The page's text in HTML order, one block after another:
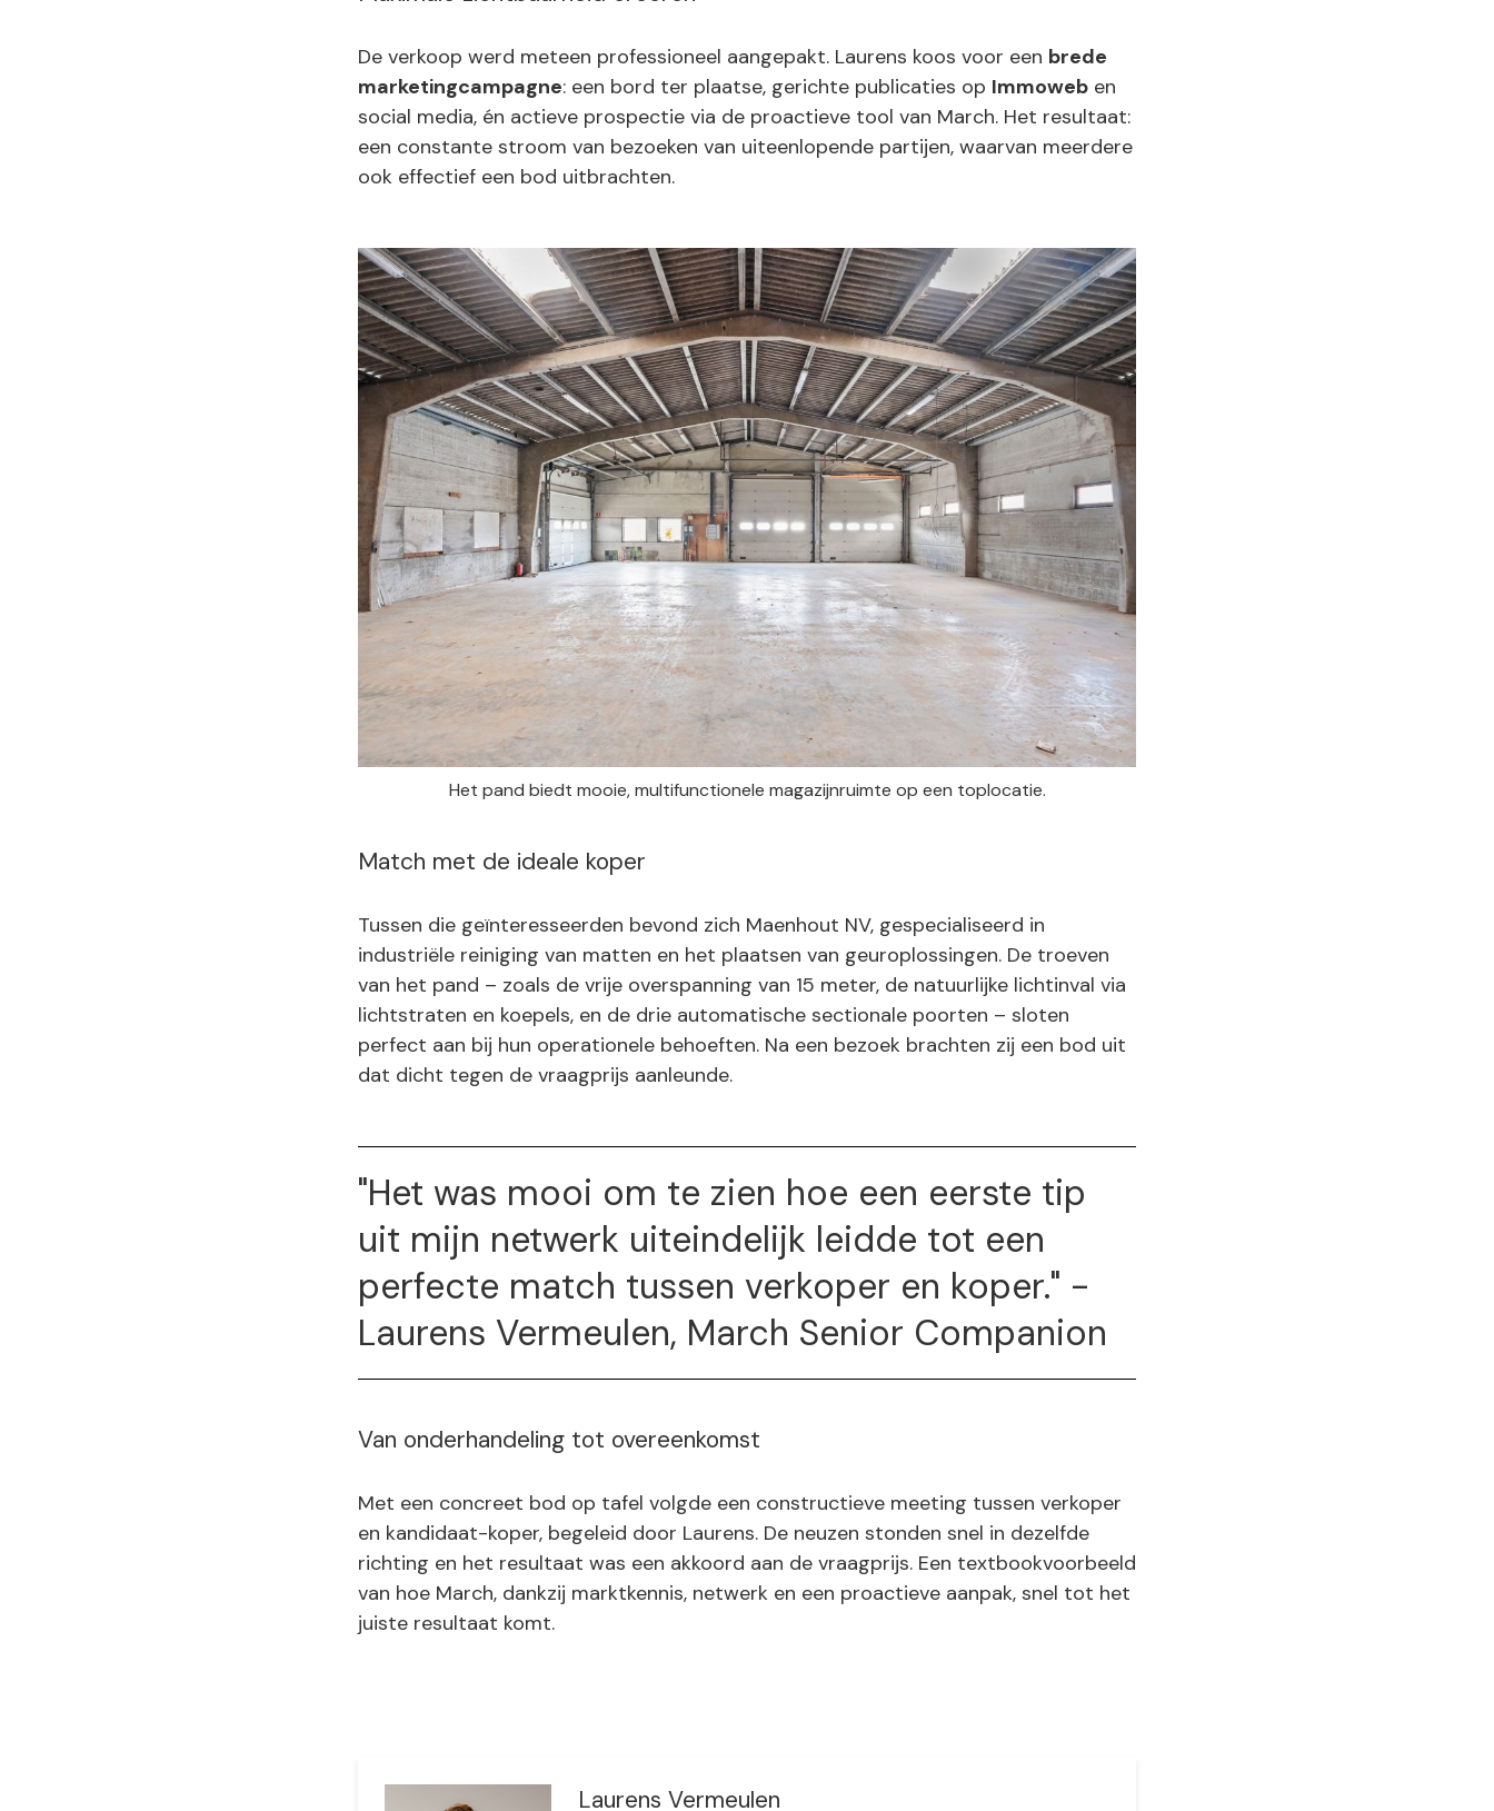
De verkoop werd meteen professioneel aangepakt. Laurens koos voor een brede
marketingcampagne: een bord ter plaatse, gerichte publicaties op Immoweb en
social media, én actieve prospectie via de proactieve tool van March. Het resultaat:
een constante stroom van bezoeken van uiteenlopende partijen, waarvan meerdere
ook effectief een bod uitbrachten.
Het pand biedt mooie, multifunctionele magazijnruimte op een toplocatie.
Match met de ideale koper
Tussen die geïnteresseerden bevond zich Maenhout NV, gespecialiseerd in
industriële reiniging van matten en het plaatsen van geuroplossingen. De troeven
van het pand – zoals de vrije overspanning van 15 meter, de natuurlijke lichtinval via
lichtstraten en koepels, en de drie automatische sectionale poorten – sloten
perfect aan bij hun operationele behoeften. Na een bezoek brachten zij een bod uit
dat dicht tegen de vraagprijs aanleunde.
"Het was mooi om te zien hoe een eerste tip
uit mijn netwerk uiteindelijk leidde tot een
perfecte match tussen verkoper en koper." -
Laurens Vermeulen, March Senior Companion
Van onderhandeling tot overeenkomst
Met een concreet bod op tafel volgde een constructieve meeting tussen verkoper
en kandidaat-koper, begeleid door Laurens. De neuzen stonden snel in dezelfde
richting en het resultaat was een akkoord aan de vraagprijs. Een textbookvoorbeeld
van hoe March, dankzij marktkennis, netwerk en een proactieve aanpak, snel tot het
juiste resultaat komt.
Laurens Vermeulen